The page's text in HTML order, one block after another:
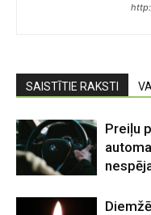
SAISTĪTIE RAKSTI
Preiļu